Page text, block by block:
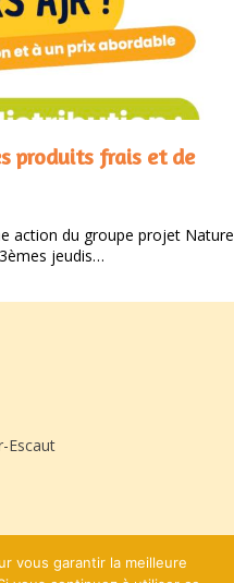
produits frais et de
action du groupe projet Nature
jeudis…
Escaut
vous garantir la meilleure